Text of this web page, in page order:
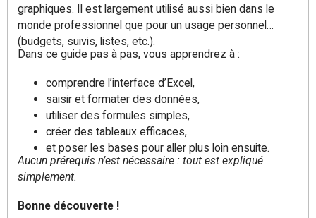
graphiques. Il est largement utilisé aussi bien dans le
monde professionnel que pour un usage personnel
(budgets, suivis, listes, etc.).
Dans ce guide pas à pas, vous apprendrez à :
comprendre l’interface d’Excel,
saisir et formater des données,
utiliser des formules simples,
créer des tableaux efficaces,
et poser les bases pour aller plus loin ensuite.
Aucun prérequis n’est nécessaire : tout est expliqué
simplement.
Bonne découverte !